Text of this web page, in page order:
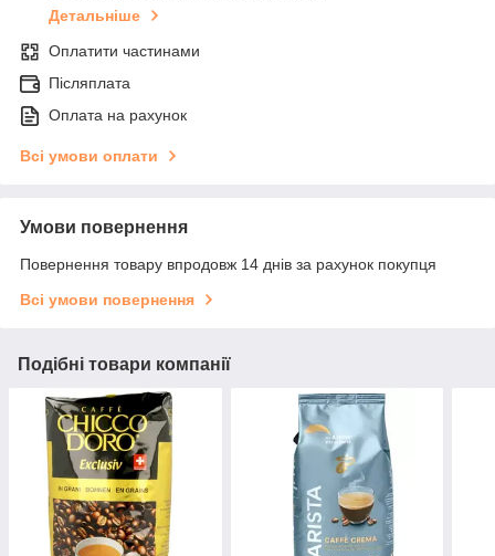
Детальніше
Оплатити частинами
Післяплата
Оплата на рахунок
Всі умови оплати
Умови повернення
Повернення товару впродовж 14 днів за рахунок покупця
Всі умови повернення
Подібні товари компанії